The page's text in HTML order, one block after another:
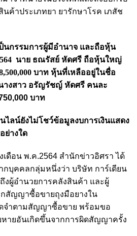
นค้าประเภทยา ยารักษาโรค เภสัช
กรรมการผู้มีอำนาจ และถือหุ้น
นาย ธณรัสย์ หัดศรี ถือหุ้นใหญ่
บาท หุ้นที่เหลืออยู่ในชื่อ
งสาว อรัญรัชญ์ หัดศรี คนละ
บาท
ลน์ยังไม่โชว์ข้อมูลงบการเงินแสดง
ย่างใด
ดือน พ.ค.2564 สำนักข่าวอิศรา ได้
กบุคคลกลุ่มหนึ่งว่า บริษัท การ์เดียน
งผู้อำนวยการคลังสินค้า และผู้
กสัญญาซื้อขายถุงมือยางใน
จำตามสัญญาซื้อขาย พร้อมขอ
หายอันเกิดขึ้นจากการผิดสัญญาครั้ง